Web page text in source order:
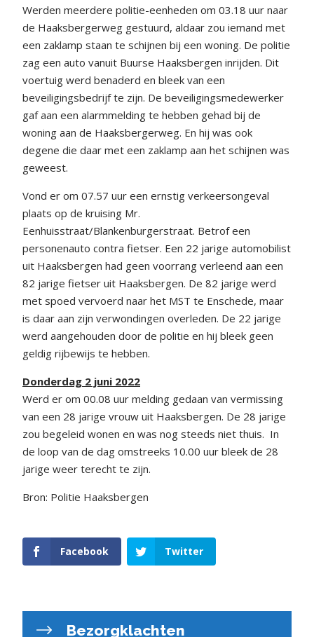
Werden meerdere politie-eenheden om 03.18 uur naar
de Haaksbergerweg gestuurd, aldaar zou iemand met
een zaklamp staan te schijnen bij een woning. De politie
zag een auto vanuit Buurse Haaksbergen inrijden. Dit
voertuig werd benaderd en bleek van een
beveiligingsbedrijf te zijn. De beveiligingsmedewerker
gaf aan een alarmmelding te hebben gehad bij de
woning aan de Haaksbergerweg. En hij was ook
degene die daar met een zaklamp aan het schijnen was
geweest.
Vond er om 07.57 uur een ernstig verkeersongeval
plaats op de kruising Mr.
Eenhuisstraat/Blankenburgerstraat. Betrof een
personenauto contra fietser. Een 22 jarige automobilist
uit Haaksbergen had geen voorrang verleend aan een
82 jarige fietser uit Haaksbergen. De 82 jarige werd
met spoed vervoerd naar het MST te Enschede, maar
is daar aan zijn verwondingen overleden. De 22 jarige
werd aangehouden door de politie en hij bleek geen
geldig rijbewijs te hebben.
Donderdag 2 juni 2022
Werd er om 00.08 uur melding gedaan van vermissing
van een 28 jarige vrouw uit Haaksbergen. De 28 jarige
zou begeleid wonen en was nog steeds niet thuis. In
de loop van de dag omstreeks 10.00 uur bleek de 28
jarige weer terecht te zijn.
Bron: Politie Haaksbergen
Facebook Twitter
Bezorgklachten